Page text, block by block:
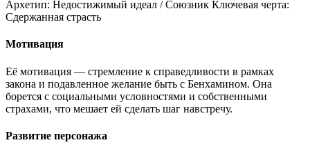
Архетип: Недостижимый идеал / Союзник Ключевая черта:
Сдержанная страсть
Мотивация
Её мотивация — стремление к справедливости в рамках
закона и подавленное желание быть с Бенхамином. Она
борется с социальными условностями и собственными
страхами, что мешает ей сделать шаг навстречу.
Развитие персонажа